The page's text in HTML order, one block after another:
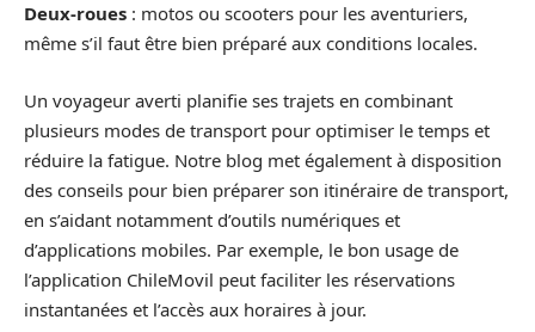
Deux-roues : motos ou scooters pour les aventuriers,
même s’il faut être bien préparé aux conditions locales.
Un voyageur averti planifie ses trajets en combinant
plusieurs modes de transport pour optimiser le temps et
réduire la fatigue. Notre blog met également à disposition
des conseils pour bien préparer son itinéraire de transport,
en s’aidant notamment d’outils numériques et
d’applications mobiles. Par exemple, le bon usage de
l’application ChileMovil peut faciliter les réservations
instantanées et l’accès aux horaires à jour.